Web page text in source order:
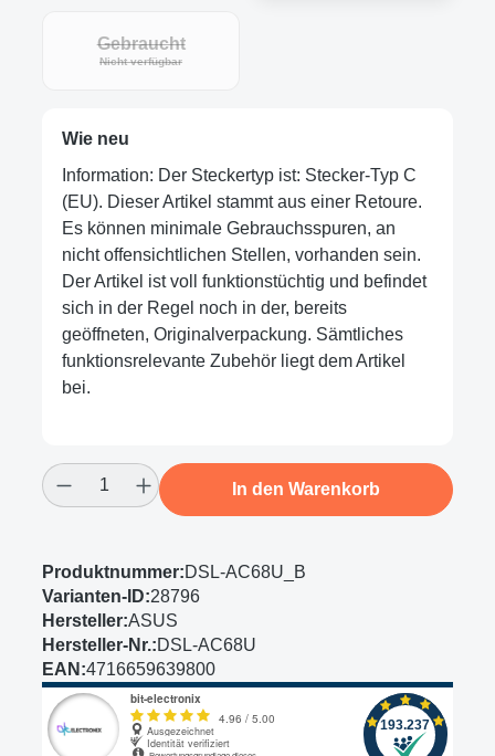
Gebraucht
Nicht verfügbar
Wie neu
Information: Der Steckertyp ist: Stecker-Typ C
(EU). Dieser Artikel stammt aus einer Retoure.
Es können minimale Gebrauchsspuren, an
nicht offensichtlichen Stellen, vorhanden sein.
Der Artikel ist voll funktionstüchtig und befindet
sich in der Regel noch in der, bereits
geöffneten, Originalverpackung. Sämtliches
funktionsrelevante Zubehör liegt dem Artikel
bei.
Produkt Anzahl: Gib den gewünschten
In den Warenkorb
Produktnummer:DSL-AC68U_B
Varianten-ID:28796
Hersteller:ASUS
Hersteller-Nr.:DSL-AC68U
EAN:4716659639800